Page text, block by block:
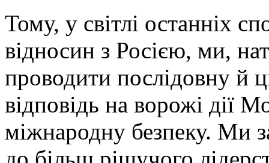
Тому, у світлі останніх
відносин з Росією, ми,
проводити послідовну й
відповідь на ворожі дії
міжнародну безпеку. Ми